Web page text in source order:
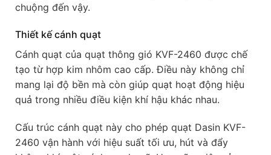
chuộng đến vậy.
Thiết kế cánh quạt
Cánh quạt của quạt thông gió KVF-2460 được chế
tạo từ hợp kim nhôm cao cấp. Điều này không chỉ
mang lại độ bền mà còn giúp quạt hoạt động hiệu
quả trong nhiều điều kiện khí hậu khác nhau.
Cấu trúc cánh quạt này cho phép quạt Dasin KVF-
2460 vận hành với hiệu suất tối ưu, hút và đẩy